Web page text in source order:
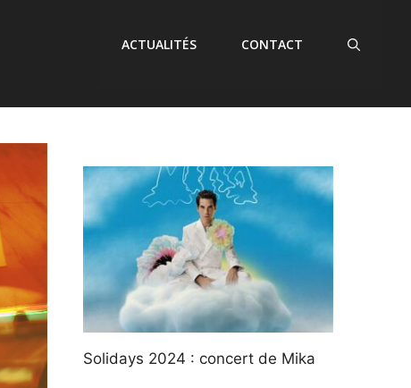
ACTUALITÉS CONTACT
Solidays 2024 : concert de Mika